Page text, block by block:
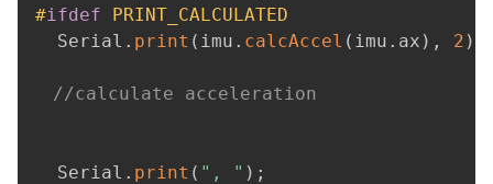
#ifdef
PRINT_CALCULATED
  Serial
. print ( imu . calcAccel ( imu . ax ) , 2 )
//calculate acceleration
  Serial
. print ( ", " ) ;